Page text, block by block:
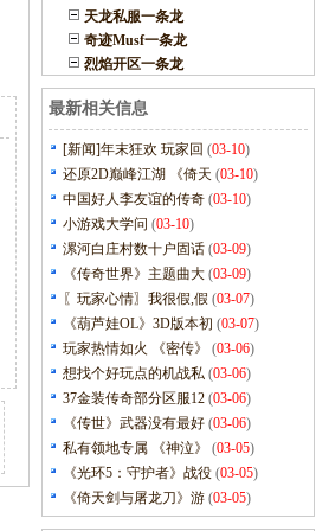
天龙私服一条龙
奇迹Musf一条龙
烈焰开区一条龙
最新相关信息
[新闻]年末狂欢 玩家回 (03-10)
还原2D巅峰江湖 《倚天 (03-10)
中国好人李友谊的传奇 (03-10)
小游戏大学问 (03-10)
漯河白庄村数十户固话 (03-09)
《传奇世界》主题曲大 (03-09)
〖玩家心情〗我很假,假 (03-07)
《葫芦娃OL》3D版本初 (03-07)
玩家热情如火 《密传》
(03-06)
想找个好玩点的机战私 (03-06)
37金装传奇部分区服12 (03-06)
《传世》武器没有最好 (03-06)
私有领地专属 《神泣》
(03-05)
《光环5：守护者》战役 (03-05)
《倚天剑与屠龙刀》游 (03-05)